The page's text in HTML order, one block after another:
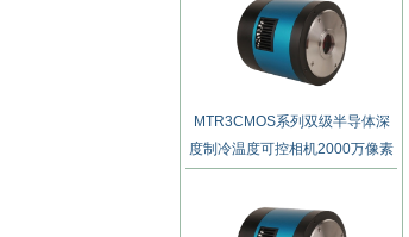
MTR3CMOS系列双级半导体深
度制冷温度可控相机2000万像素